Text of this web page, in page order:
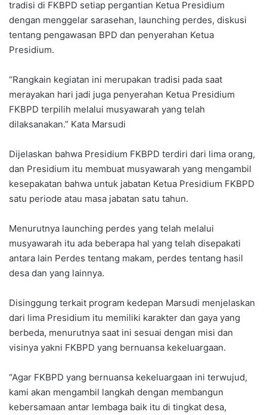
tradisi di FKBPD setiap pergantian Ketua Presidium
dengan menggelar sarasehan, launching perdes, diskusi
tentang pengawasan BPD dan penyerahan Ketua
Presidium.
“Rangkain kegiatan ini merupakan tradisi pada saat
merayakan hari jadi juga penyerahan Ketua Presidium
FKBPD terpilih melalui musyawarah yang telah
dilaksanakan.” Kata Marsudi
Dijelaskan bahwa Presidium FKBPD terdiri dari lima orang,
dan Presidium itu membuat musyawarah yang mengambil
kesepakatan bahwa untuk jabatan Ketua Presidium FKBPD
satu periode atau masa jabatan satu tahun.
Menurutnya launching perdes yang telah melalui
musyawarah itu ada beberapa hal yang telah disepakati
antara lain Perdes tentang makam, perdes tentang hasil
desa dan yang lainnya.
Disinggung terkait program kedepan Marsudi menjelaskan
dari lima Presidium itu memiliki karakter dan gaya yang
berbeda, menurutnya saat ini sesuai dengan misi dan
visinya yakni FKBPD yang bernuansa kekeluargaan.
“Agar FKBPD yang bernuansa kekeluargaan ini terwujud,
kami akan mengambil langkah dengan membangun
kebersamaan antar lembaga baik itu di tingkat desa,